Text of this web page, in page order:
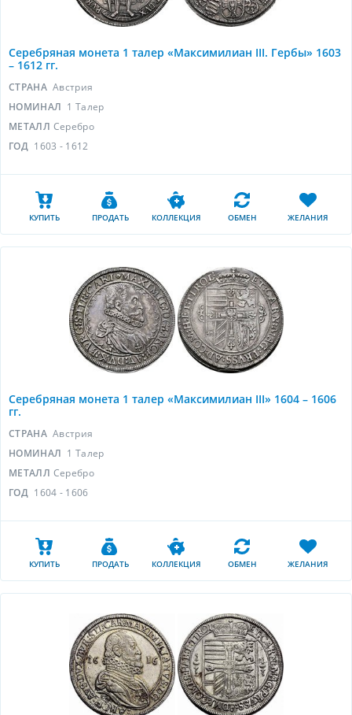
Серебряная монета 1 талер «Максимилиан III. Гербы» 1603
– 1612 гг.
СТРАНА Австрия
НОМИНАЛ 1 Талер
МЕТАЛЛ Серебро
ГОД 1603 - 1612
КУПИТЬ ПРОДАТЬ КОЛЛЕКЦИЯ ОБМЕН ЖЕЛАНИЯ
Серебряная монета 1 талер «Максимилиан III» 1604 – 1606
гг.
СТРАНА Австрия
НОМИНАЛ 1 Талер
МЕТАЛЛ Серебро
ГОД 1604 - 1606
КУПИТЬ ПРОДАТЬ КОЛЛЕКЦИЯ ОБМЕН ЖЕЛАНИЯ